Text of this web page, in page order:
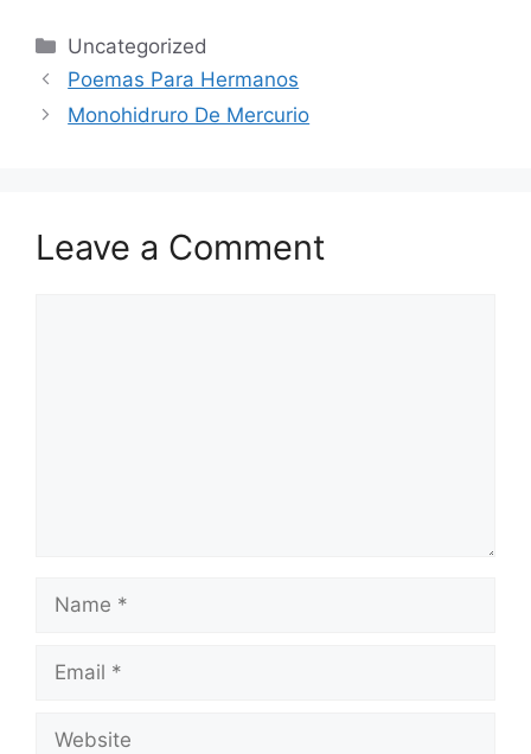
Categories
Uncategorized
Poemas Para Hermanos
Monohidruro De Mercurio
Leave a Comment